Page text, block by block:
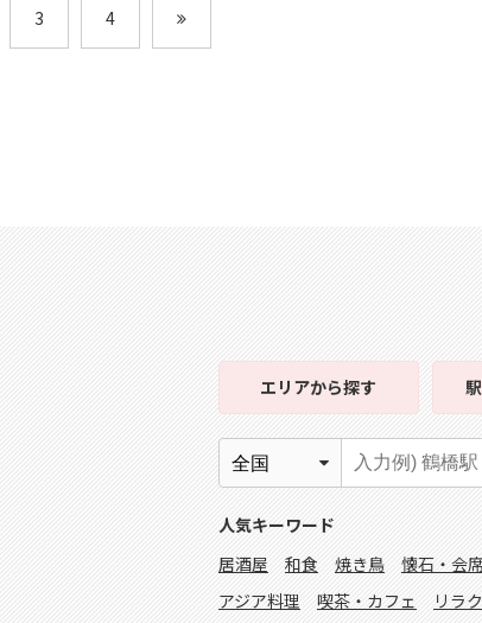
3 4
エリアから探す
人気キーワード
居酒屋
和食 焼き鳥 懐石・会
アジア料理
喫茶・カフェ リラ